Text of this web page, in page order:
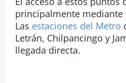
principalmente
Las estaciones del Metro
Letrán, Chilpancingo y
llegada directa.